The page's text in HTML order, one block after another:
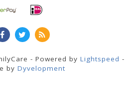
- Powered by Lightspeed -
by Dyvelopment